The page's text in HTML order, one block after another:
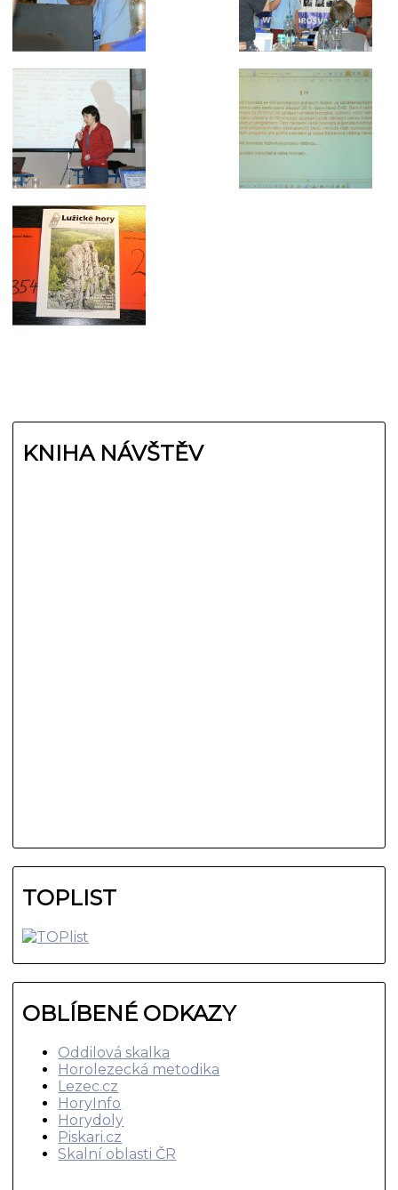
KNIHA NÁVŠTĚV
TOPLIST
OBLÍBENÉ ODKAZY
Oddilová skalka
Horolezecká metodika
Lezec.cz
HoryInfo
Horydoly
Piskari.cz
Skalní oblasti ČR